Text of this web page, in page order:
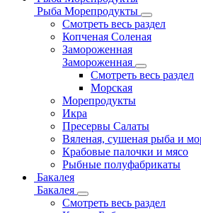
Рыба Морепродукты
Смотреть весь раздел
Копченая Соленая
Замороженная
Замороженная
Смотреть весь раздел
Морская
Морепродукты
Икра
Пресервы Салаты
Вяленая, сушеная рыба и
Крабовые палочки и мясо
Рыбные полуфабрикаты
Бакалея
Бакалея
Смотреть весь раздел